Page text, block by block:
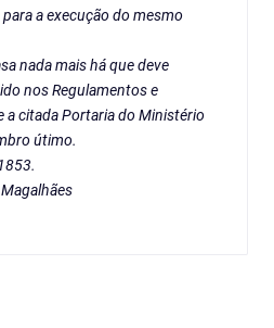
a execução do mesmo
nada mais há que deve
nos Regulamentos e
a citada Portaria do Ministério
útimo.